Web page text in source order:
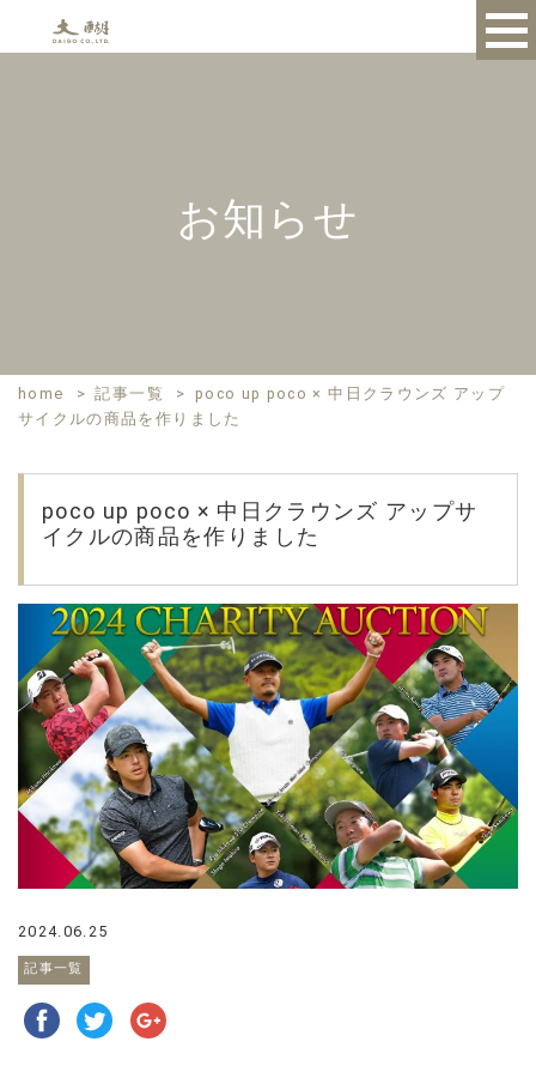
お知らせ
home > 記事一覧 >
poco up poco × 中日クラウンズ アップ
サイクルの商品を作りました
poco up poco × 中日クラウンズ アップサ
イクルの商品を作りました
2024.06.25
記事一覧